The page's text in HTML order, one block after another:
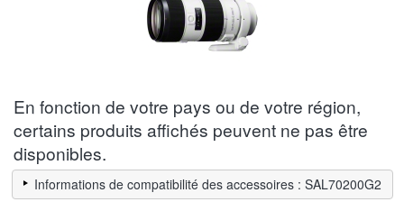
En fonction de votre pays ou de votre région,
certains produits affichés peuvent ne pas être
disponibles.
Informations de compatibilité des accessoires : SAL70200G2